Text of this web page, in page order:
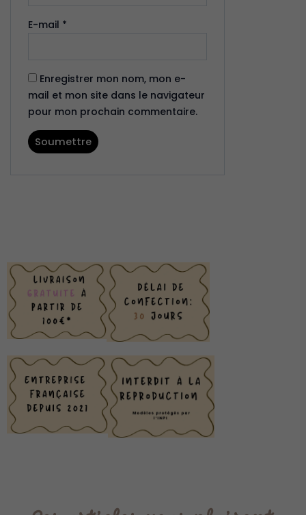
E-mail *
Enregistrer mon nom, mon e-
mail et mon site dans le navigateur
pour mon prochain commentaire.